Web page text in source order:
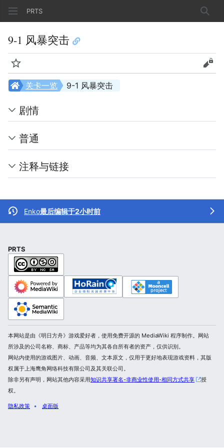
PRTS 搜索
9-1 风暴突击
监视 查看
9-1 风暴突击
关卡一览
剧情
普通
注释与链接
Enko最后编辑于2小时前
PRTS
本网站是由《明日方舟》游戏爱好者，使用免费开源的 MediaWiki 程序制作。网站
所涉及的公司名称、商标、产品等均为其各自所有者的资产，仅供识别。
网站内使用的游戏图片、动画、音频、文本原文，仅用于更好地表现游戏资料，其版
权属于上海鹰角网络科技有限公司及其关联公司。
除非另有声明，网站其他内容采用知识共享署名-非商业性使用-相同方式共享
授
权。
隐私政策 桌面版